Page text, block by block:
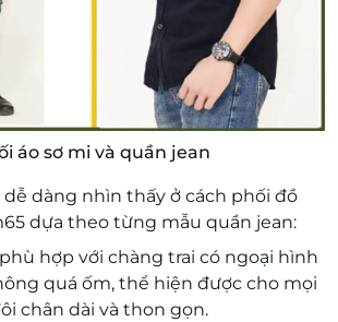
áo sơ mi và quần jean
dàng nhìn thấy ở cách phối đồ
dựa theo từng mẫu quần jean:
hợp với chàng trai có ngoại hình
quá ốm, thể hiện được cho mọi
chân dài và thon gọn.